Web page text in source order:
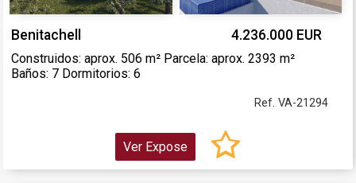
Benitachell 4.236.000 EUR
Construidos: aprox. 506 m² Parcela: aprox. 2393 m²
Baños: 7 Dormitorios: 6
Ref. VA-21294
Ver Expose